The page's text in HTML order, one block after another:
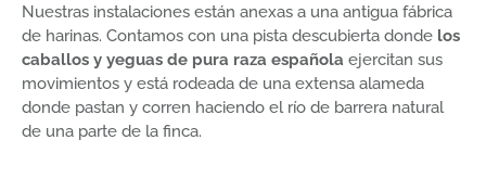
Nuestras instalaciones están anexas a una antigua fábrica
de harinas. Contamos con una pista descubierta donde los
caballos y yeguas de pura raza española ejercitan sus
movimientos y está rodeada de una extensa alameda
donde pastan y corren haciendo el río de barrera natural
de una parte de la finca.